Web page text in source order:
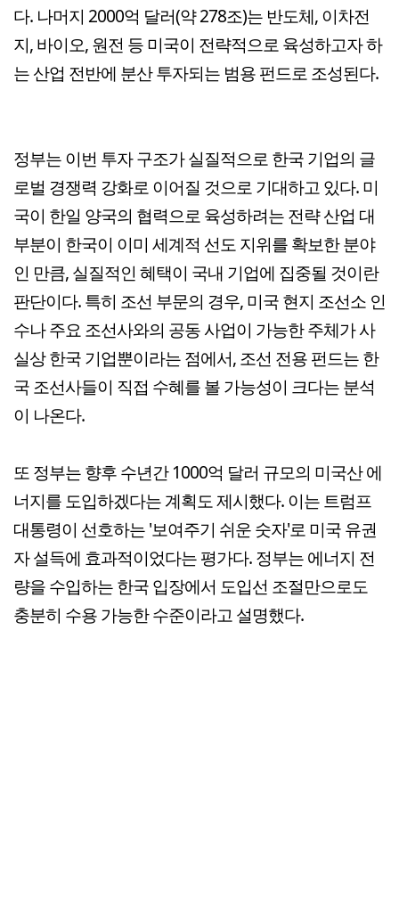
다. 나머지 2000억 달러(약 278조)는 반도체, 이차전
지, 바이오, 원전 등 미국이 전략적으로 육성하고자 하
는 산업 전반에 분산 투자되는 범용 펀드로 조성된다.
정부는 이번 투자 구조가 실질적으로 한국 기업의 글
로벌 경쟁력 강화로 이어질 것으로 기대하고 있다. 미
국이 한일 양국의 협력으로 육성하려는 전략 산업 대
부분이 한국이 이미 세계적 선도 지위를 확보한 분야
인 만큼, 실질적인 혜택이 국내 기업에 집중될 것이란
판단이다. 특히 조선 부문의 경우, 미국 현지 조선소 인
수나 주요 조선사와의 공동 사업이 가능한 주체가 사
실상 한국 기업뿐이라는 점에서, 조선 전용 펀드는 한
국 조선사들이 직접 수혜를 볼 가능성이 크다는 분석
이 나온다.
또 정부는 향후 수년간 1000억 달러 규모의 미국산 에
너지를 도입하겠다는 계획도 제시했다. 이는 트럼프
대통령이 선호하는 '보여주기 쉬운 숫자'로 미국 유권
자 설득에 효과적이었다는 평가다. 정부는 에너지 전
량을 수입하는 한국 입장에서 도입선 조절만으로도
충분히 수용 가능한 수준이라고 설명했다.